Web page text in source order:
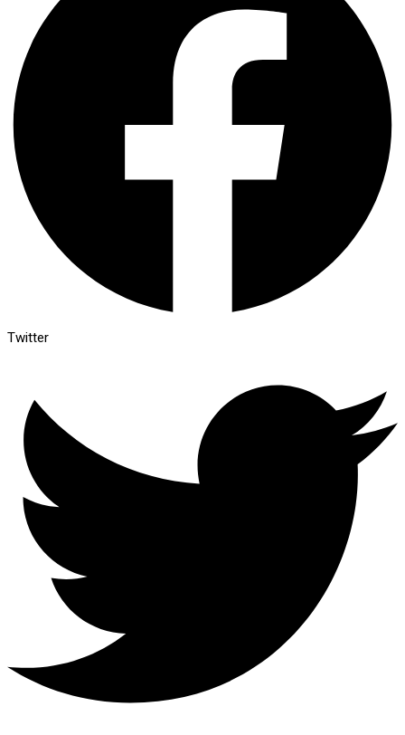
Twitter